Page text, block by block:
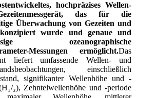
hochpräzises Wellen-
das für die
Überwachung von Gezeiten und
wurde und genaue und
ozeanographische
Messungen ermöglicht.Das
liefert umfassende Wellen- und
einschließlich
signifikanter Wellenhöhe und -
₃), Zehntelwellenhöhe und -periode